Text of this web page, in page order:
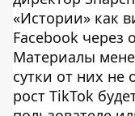
«Истории» как
Facebook
Материалы
сутки от них не
рост TikTok